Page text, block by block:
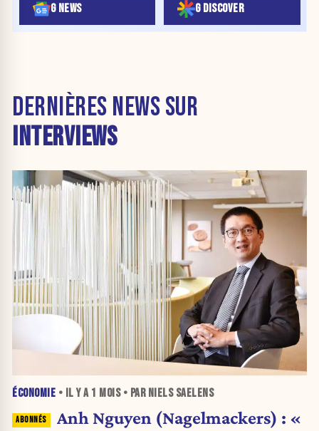
G NEWS G DISCOVER
DERNIÈRES NEWS SUR
INTERVIEWS
ÉCONOMIE • IL Y A 1 MOIS• PAR NIELS SAELENS
Anh Nguyen (Nagelmackers) : «